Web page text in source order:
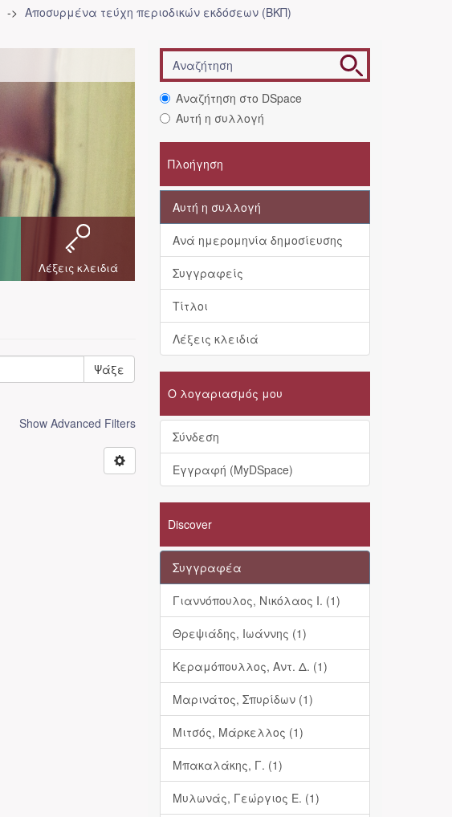
Αποσυρμένα τεύχη περιοδικών εκδόσεων (ΒΚΠ)
Λέξεις κλειδιά
Ψάξε
Show Advanced Filters
Αναζήτηση στο DSpace
Αυτή η συλλογή
Πλοήγηση
Αυτή η συλλογή
Ανά ημερομηνία δημοσίευσης
Συγγραφείς
Τίτλοι
Λέξεις κλειδιά
Ο λογαριασμός μου
Σύνδεση
Εγγραφή (MyDSpace)
Discover
Συγγραφέα
Γιαννόπουλος, Νικόλαος Ι. (1)
Θρεψιάδης, Ιωάννης (1)
Κεραμόπουλλος, Αντ. Δ. (1)
Μαρινάτος, Σπυρίδων (1)
Μιτσός, Μάρκελλος (1)
Μπακαλάκης, Γ. (1)
Μυλωνάς, Γεώργιος Ε. (1)